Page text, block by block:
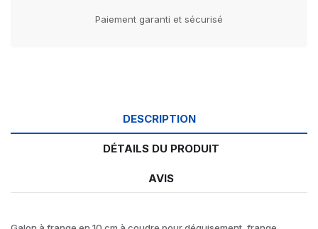
Paiement garanti et sécurisé
DESCRIPTION
DÉTAILS DU PRODUIT
AVIS